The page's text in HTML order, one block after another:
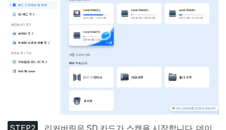
STEP2
리커버릿은 SD 카드가 스캔을 시작합니다. 데이